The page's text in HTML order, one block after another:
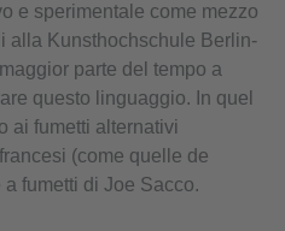
e sperimentale come mezzo
alla Kunsthochschule Berlin-
parte del tempo a
questo linguaggio. In quel
ai fumetti alternativi
(come quelle de
a fumetti di Joe Sacco.